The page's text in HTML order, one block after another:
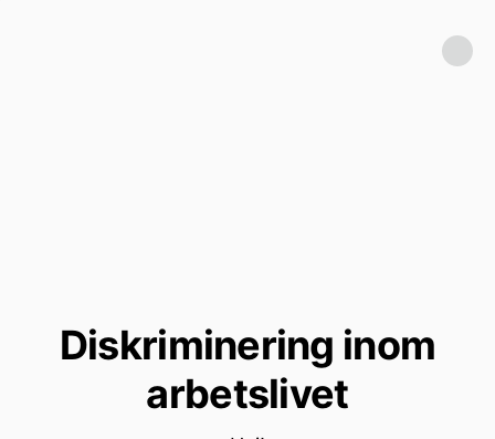
Diskriminering inom
arbetslivet